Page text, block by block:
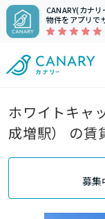
CANARY(カナリ
物件をアプリで
ホワイトキャ
成増駅） の賃
募集